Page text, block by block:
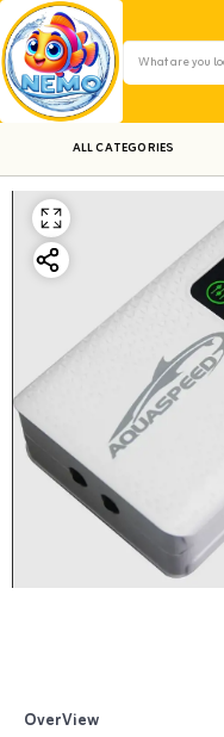
ALL CATEGORIES
OverView